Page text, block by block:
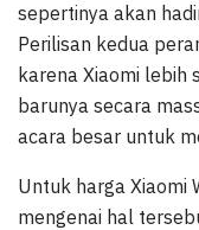
sepertinya akan
Perilisan kedua
karena Xiaomi
barunya secara
acara besar untuk
Untuk harga Xiaomi
mengenai hal